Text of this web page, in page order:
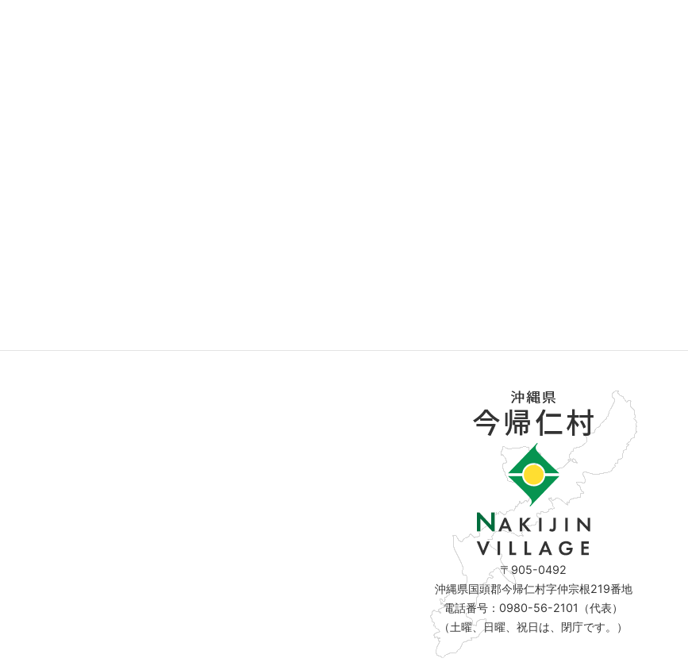
〒905-0492
沖縄県国頭郡今帰仁村字仲宗根219番地
電話番号：0980-56-2101（代表）
（土曜、日曜、祝日は、閉庁です。）